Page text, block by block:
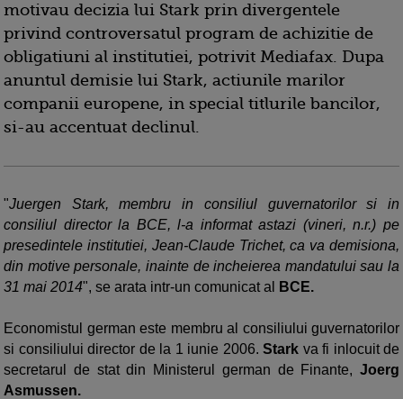
motivau decizia lui Stark prin divergentele
privind controversatul program de achizitie de
obligatiuni al institutiei, potrivit Mediafax. Dupa
anuntul demisie lui Stark, actiunile marilor
companii europene, in special titlurile bancilor,
si-au accentuat declinul.
"Juergen Stark, membru in consiliul guvernatorilor si in
consiliul director la BCE, l-a informat astazi (vineri, n.r.) pe
presedintele institutiei, Jean-Claude Trichet, ca va demisiona,
din motive personale, inainte de incheierea mandatului sau la
31 mai 2014", se arata intr-un comunicat al BCE.
Economistul german este membru al consiliului guvernatorilor
si consiliului director de la 1 iunie 2006. Stark va fi inlocuit de
secretarul de stat din Ministerul german de Finante, Joerg
Asmussen.